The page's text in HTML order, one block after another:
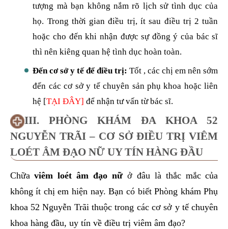
tượng mà bạn không nắm rõ lịch sử tình dục của
họ. Trong thời gian điều trị, ít sau điều trị 2 tuần
hoặc cho đến khi nhận được sự đồng ý của bác sĩ
thì nên kiêng quan hệ tình dục hoàn toàn.
Đến cơ sở y tế để điều trị: Tốt , các chị em nên sớm
đến các cơ sở y tế chuyên sản phụ khoa hoặc liên
hệ [TẠI ĐÂY] để nhận tư vấn từ bác sĩ.
III. PHÒNG KHÁM ĐA KHOA 52
NGUYỄN TRÃI – CƠ SỞ ĐIỀU TRỊ VIÊM
LOÉT ÂM ĐẠO NỮ UY TÍN HÀNG ĐẦU
Chữaviêm loét âm đạo nữ ở đâu là thắc mắc của
không ít chị em hiện nay. Bạn có biếtPhòng khám Phụ
khoa 52 Nguyễn Trãithuộc trong các cơ sở y tế chuyên
khoa hàng đầu, uy tín về điều trị viêm âm đạo?